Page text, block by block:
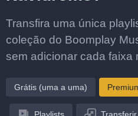
Transfira uma única
coleção do Boomplay
sem adicionar cada faixa
Grátis (uma a uma)